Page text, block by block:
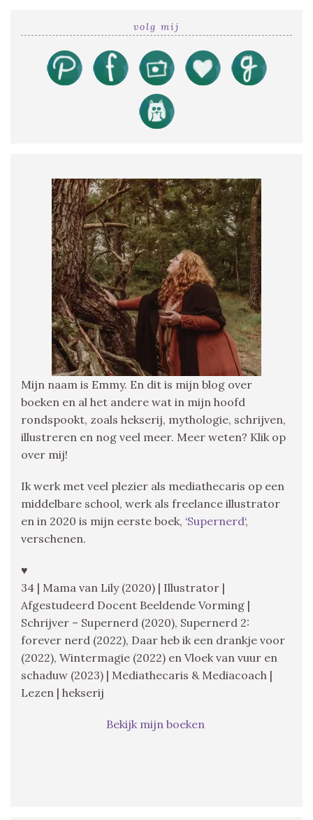
volg mij
Mijn naam is Emmy. En dit is mijn blog over
boeken en al het andere wat in mijn hoofd
rondspookt, zoals hekserij, mythologie, schrijven,
illustreren en nog veel meer. Meer weten? Klik op
over mij!
Ik werk met veel plezier als mediathecaris op een
middelbare school, werk als freelance illustrator
en in 2020 is mijn eerste boek, ‘Supernerd‘,
verschenen.
♥
34 | Mama van Lily (2020) | Illustrator |
Afgestudeerd Docent Beeldende Vorming |
Schrijver – Supernerd (2020), Supernerd 2:
forever nerd (2022), Daar heb ik een drankje voor
(2022), Wintermagie (2022) en Vloek van vuur en
schaduw (2023) | Mediathecaris & Mediacoach |
Lezen | hekserij
Bekijk mijn boeken